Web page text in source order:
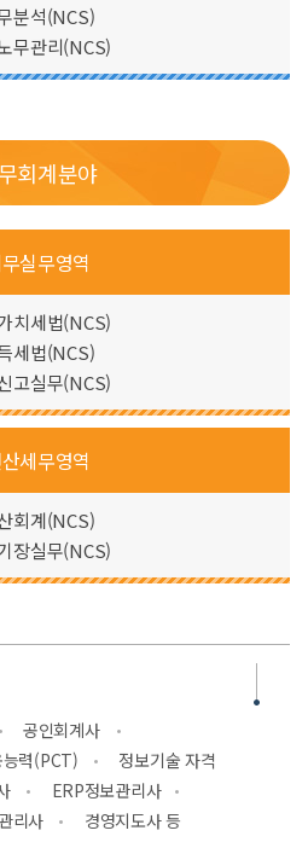
분석(NCS)
무관리(NCS)
회계분야
실무영역
치세법(NCS)
세법(NCS)
고실무(NCS)
세무영역
회계(NCS)
장실무(NCS)
공인회계사
능력(PCT)
정보기술 자격
ERP정보관리사
리사 경영지도사 등